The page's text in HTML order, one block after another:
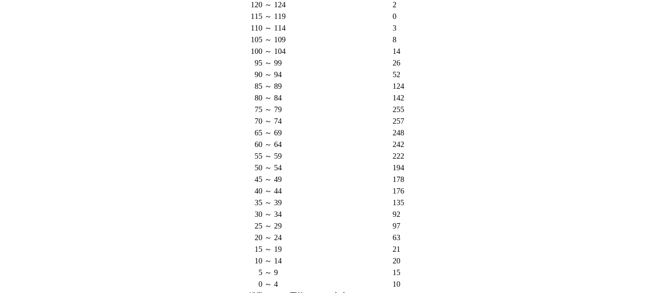
120 ～ 124
2
115 ～ 119
0
110 ～ 114
3
105 ～ 109
8
100 ～ 104
14
95 ～ 99
26
90 ～ 94
52
85 ～ 89
124
80 ～ 84
142
75 ～ 79
255
70 ～ 74
257
65 ～ 69
248
60 ～ 64
242
55 ～ 59
222
50 ～ 54
194
45 ～ 49
178
40 ～ 44
176
35 ～ 39
135
30 ～ 34
92
25 ～ 29
97
20 ～ 24
63
15 ～ 19
21
10 ～ 14
20
5 ～ 9
15
0 ～ 4
10